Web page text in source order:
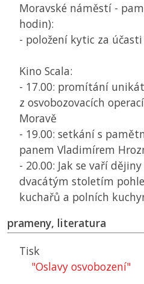
Moravské náměstí -
hodin):
- položení kytic za
Kino Scala:
- 17.00: promítání
z osvobozovacích
Moravě
- 19.00: setkání s
panem Vladimírem
- 20.00: Jak se vaří
dvacátým stoletím
kuchařů a polních
prameny, literatura
Tisk
"Oslavy osvobození"